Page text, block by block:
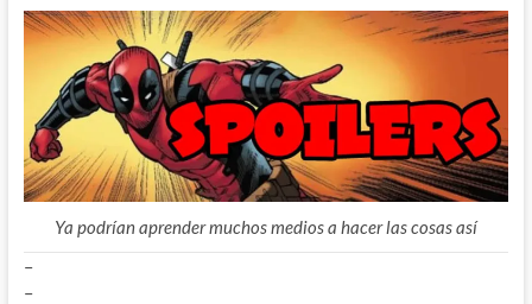
Ya podrían aprender muchos medios a hacer las cosas así
–
–